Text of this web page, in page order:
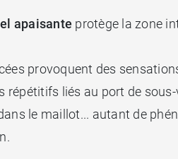
apaisante protège la zone
provoquent des
répétitifs liés au port de
le maillot... autant de